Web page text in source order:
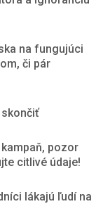
na fungujúci
či pár
skončiť
pozor
citlivé údaje!
lákajú ľudí na